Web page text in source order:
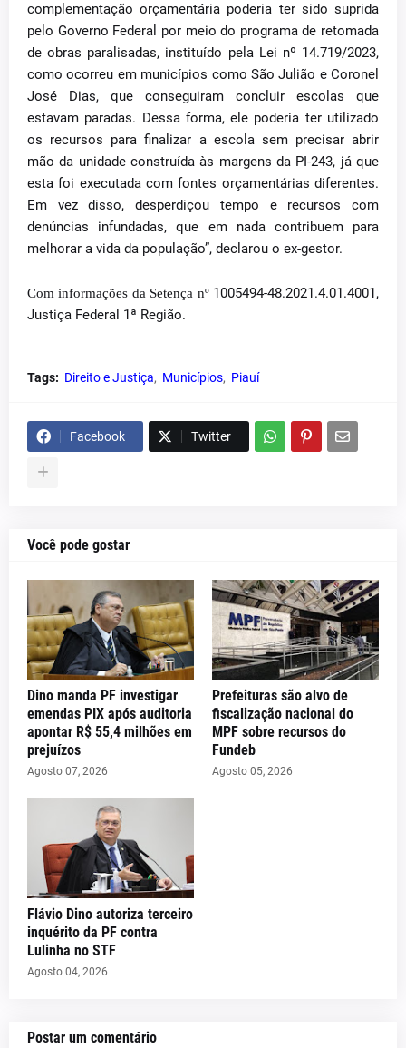
complementação orçamentária poderia ter sido suprida
pelo Governo Federal por meio do programa de retomada
de obras paralisadas, instituído pela Lei nº 14.719/2023,
como ocorreu em municípios como São Julião e Coronel
José Dias, que conseguiram concluir escolas que
estavam paradas. Dessa forma, ele poderia ter utilizado
os recursos para finalizar a escola sem precisar abrir
mão da unidade construída às margens da PI-243, já que
esta foi executada com fontes orçamentárias diferentes.
Em vez disso, desperdiçou tempo e recursos com
denúncias infundadas, que em nada contribuem para
melhorar a vida da população”, declarou o ex-gestor.
Com informações da Setença nº 1005494-48.2021.4.01.4001,
Justiça Federal 1ª Região.
Tags: Direito e Justiça Municípios Piauí
Facebook Twitter
Você pode gostar
Dino manda PF investigar
emendas PIX após auditoria
apontar R$ 55,4 milhões em
prejuízos
Agosto 07, 2026
Prefeituras são alvo de
fiscalização nacional do
MPF sobre recursos do
Fundeb
Agosto 05, 2026
Flávio Dino autoriza terceiro
inquérito da PF contra
Lulinha no STF
Agosto 04, 2026
Postar um comentário